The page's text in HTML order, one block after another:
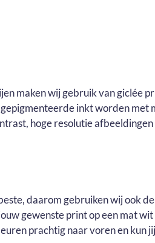
maken wij gebruik van giclée
inkt worden
hoge resolutie
daarom gebruiken wij ook
gewenste print op een mat
prachtig naar voren en kun